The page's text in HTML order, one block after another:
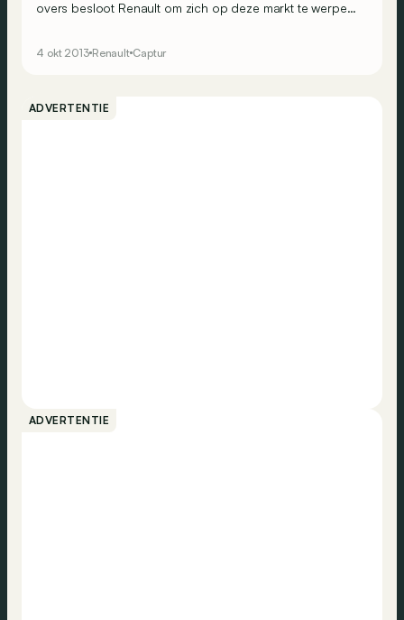
overs besloot Renault om zich op deze markt te werpen
gamma meer kleur met de Captur, een auto die je een
4 okt 2013 Renault Captur
ADVERTENTIE
ADVERTENTIE